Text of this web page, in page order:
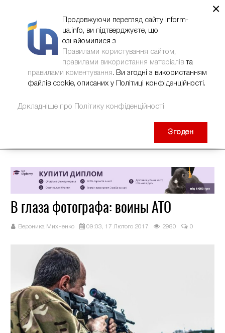
В глаза фотографа: воины АТО
Вероника Михненко 09:03, 17 Лютого 2017 2980 0
×
Продовжуючи перегляд сайту inform-
ua.info, ви підтверджуєте, що
ознайомилися з
Правилами користування сайтом,
правилами використання матеріалів та
правилами коментування. Ви згодні з використанням
файлів cookie, описаних у Політиці конфіденційності.
Докладніше про Політику конфіденційності
Згоден